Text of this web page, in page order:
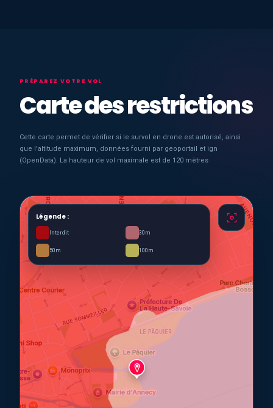
PRÉPAREZ VOTRE VOL
Carte des restrictions
Cette carte permet de vérifier si le survol en drone est autorisé, ainsi
que l'altitude maximum, données fourni par geoportail et ign
(OpenData). La hauteur de vol maximale est de 120 mètres
Légende :
Interdit 30m
50m 100m